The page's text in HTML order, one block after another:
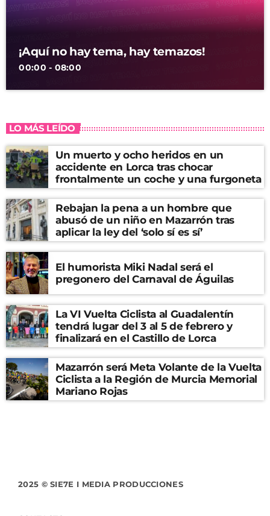
¡Aquí no hay tema, hay temazos!
00:00 - 08:00
LO MÁS LEÍDO
Un muerto y ocho heridos en un
accidente en Lorca tras chocar
frontalmente un coche y una furgoneta
Rebajan la pena a un hombre que
abusó de un niño en Mazarrón tras
aplicar la ley del ‘solo sí es sí’
El humorista Miki Nadal será el
pregonero del Carnaval de Águilas
La VI Vuelta Ciclista al Guadalentín
tendrá lugar del 3 al 5 de febrero y
finalizará en el Castillo de Lorca
Mazarrón será Meta Volante de la Vuelta
Ciclista a la Región de Murcia Memorial
Mariano Rojas
2025 © SIE7E I MEDIA PRODUCCIONES